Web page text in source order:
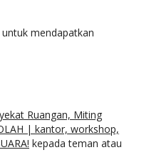
mendapatkan
Ruangan, Miting
| kantor, workshop,
kepada teman atau